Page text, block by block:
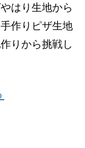
はり生地から
作りピザ生地
りから挑戦し